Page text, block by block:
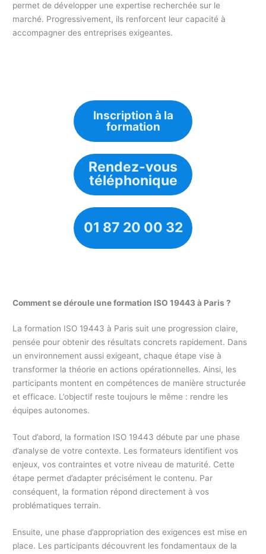
permet de développer une expertise recherchée sur le
marché. Progressivement, ils renforcent leur capacité à
accompagner des entreprises exigeantes.
Inscription à la
formation
Rendez-vous
téléphonique
01 87 20 00 32
Comment se déroule une formation ISO 19443 à Paris ?
La formation ISO 19443 à Paris suit une progression claire,
pensée pour obtenir des résultats concrets rapidement. Dans
un environnement aussi exigeant, chaque étape vise à
transformer la théorie en actions opérationnelles. Ainsi, les
participants montent en compétences de manière structurée
et efficace. L’objectif reste toujours le même : rendre les
équipes autonomes.
Tout d’abord, la formation ISO 19443 débute par une phase
d’analyse de votre contexte. Les formateurs identifient vos
enjeux, vos contraintes et votre niveau de maturité. Cette
étape permet d’adapter précisément le contenu. Par
conséquent, la formation répond directement à vos
problématiques terrain.
Ensuite, une phase d’appropriation des exigences est mise en
place. Les participants découvrent les fondamentaux de la